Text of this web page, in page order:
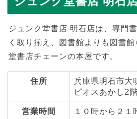
ジュンク堂書店 明石店は、専門
く取り揃え、図書館よりも図書
堂書店チェーンの本屋です。
住所
兵庫県明石市大
ピオスあかし2階
営業時間 １０時から２１